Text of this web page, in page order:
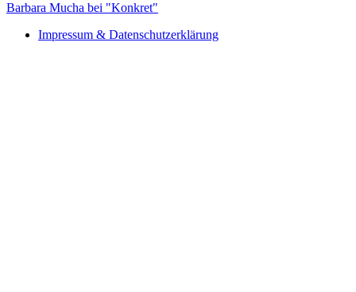
Barbara Mucha bei "Konkret"
Impressum & Datenschutzerklärung